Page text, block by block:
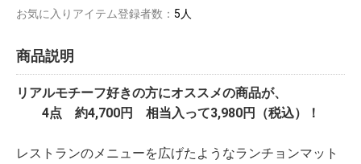
お気に入りアイテム登録者数： 5人
商品説明
リアルモチーフ好きの方にオススメの商品が、
4点 約4,700円 相当入って3,980円（税込）！
レストランのメニューを広げたようなランチョンマット
イラストレ
アダルトグ